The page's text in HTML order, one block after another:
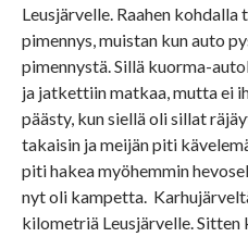
Leusjärvelle. Raahen
pimennys, muistan kun auto
pimennystä. Sillä kuorma-
ja jatkettiin matkaa, mutta ei
päästy, kun siellä oli sillat
takaisin ja meijän piti
piti hakea myöhemmin
nyt oli kampetta.
kilometriä Leusjärvelle. Sitten